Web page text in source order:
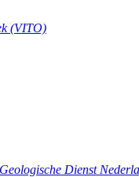
(VITO)
Dienst